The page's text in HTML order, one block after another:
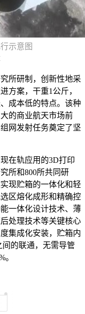
示意图
所研制，创新性地采
方案，干重1公斤，
成本低的特点。该种
的商业航天市场前
网发射任务奠定了坚
在轨应用的3D打印
所和800所共同研
现贮箱的一体化和轻
区熔化成形和精确控
一体化设计技术、薄
处理技术等关键核心
集成化安装，贮箱内
的联通，无需导管
。